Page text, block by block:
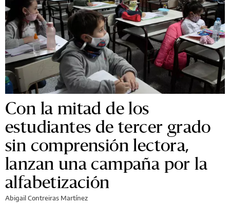
Con la mitad de los
estudiantes de tercer grado
sin comprensión lectora,
lanzan una campaña por la
alfabetización
Abigail Contreiras Martínez